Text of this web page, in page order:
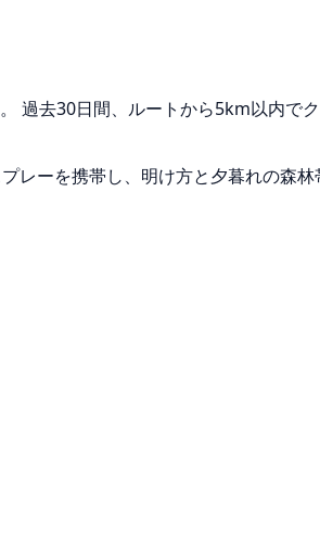
過去30日間、ルートから5km以内で
ーを携帯し、明け方と夕暮れの森林